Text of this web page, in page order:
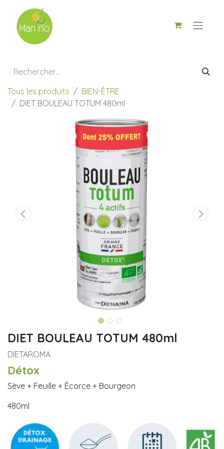
Tous les produits
BIEN-ÊTRE
DIET BOULEAU TOTUM 480ml
DIET BOULEAU TOTUM 480ml
DIETAROMA
Détox
Sève + Feuille + Écorce + Bourgeon
480ml